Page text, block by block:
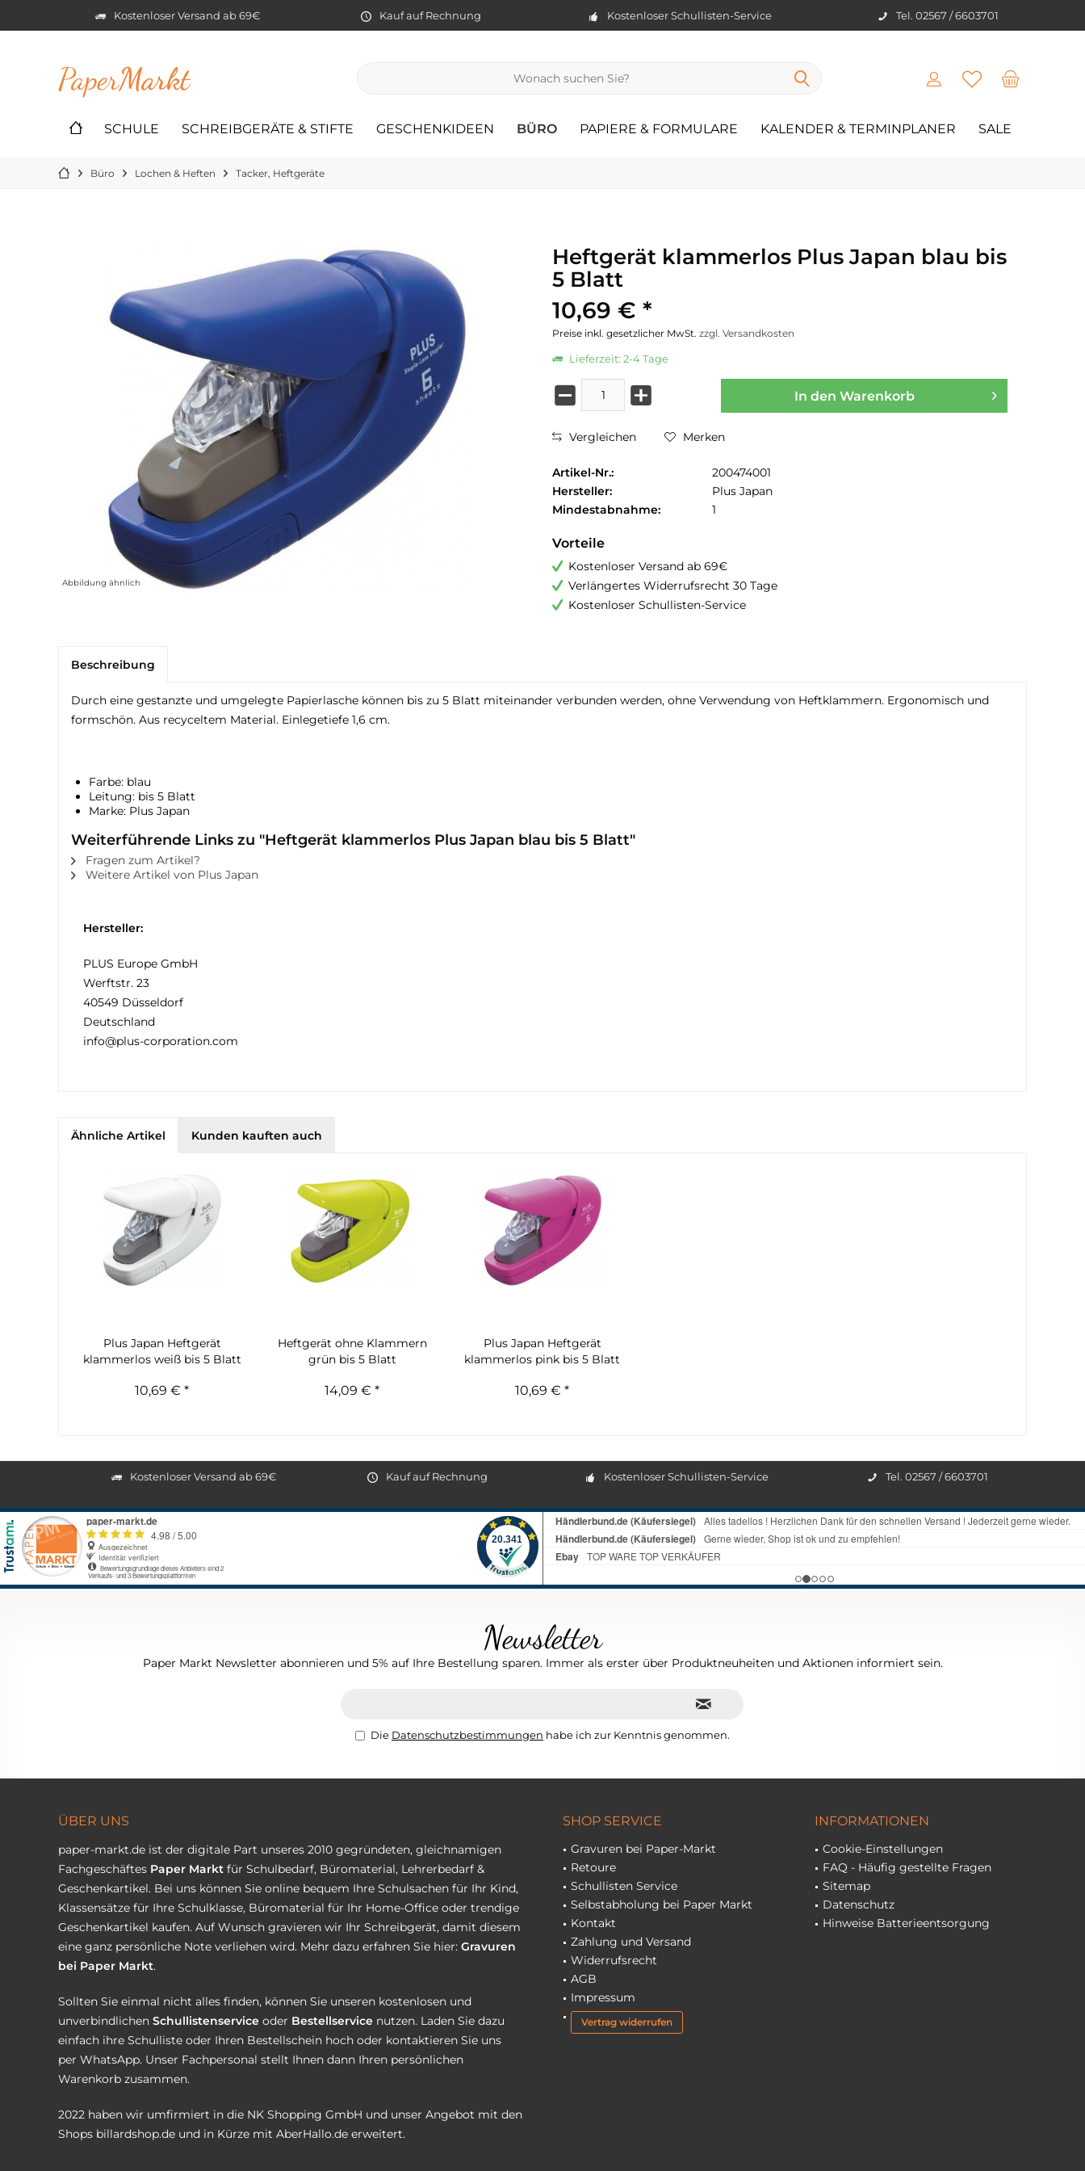
Kostenloser Versand ab 69€ Kauf auf Rechnung Kostenloser Schullisten-Service Tel. 02567 / 6603701
PaperMarkt
SCHULE SCHREIBGERÄTE & STIFTE GESCHENKIDEEN BÜRO PAPIERE & FORMULARE KALENDER & TERMINPLANER SALE
Büro Lochen & Heften Tacker, Heftgeräte
Abbildung ähnlich
Heftgerät klammerlos Plus Japan blau bis
5 Blatt
10,69 € *
Preise inkl. gesetzlicher MwSt. zzgl. Versandkosten
Lieferzeit: 2-4 Tage
In den Warenkorb
Vergleichen Merken
Artikel-Nr.:
200474001
Hersteller:
Plus Japan
Mindestabnahme:
1
Vorteile
Kostenloser Versand ab 69€
Verlängertes Widerrufsrecht 30 Tage
Kostenloser Schullisten-Service
Beschreibung
Durch eine gestanzte und umgelegte Papierlasche können bis zu 5 Blatt miteinander verbunden werden, ohne Verwendung von Heftklammern. Ergonomisch und
formschön. Aus recyceltem Material. Einlegetiefe 1,6 cm.
Farbe: blau
Leitung: bis 5 Blatt
Marke: Plus Japan
Weiterführende Links zu "Heftgerät klammerlos Plus Japan blau bis 5 Blatt"
Fragen zum Artikel?
Weitere Artikel von Plus Japan
Hersteller:
PLUS Europe GmbH
Werftstr. 23
40549 Düsseldorf
Deutschland
info@plus-corporation.com
Ähnliche Artikel Kunden kauften auch
Plus Japan Heftgerät
klammerlos weiß bis 5 Blatt
10,69 € *
Heftgerät ohne Klammern
grün bis 5 Blatt
14,09 € *
Plus Japan Heftgerät
klammerlos pink bis 5 Blatt
10,69 € *
Kostenloser Versand ab 69€ Kauf auf Rechnung Kostenloser Schullisten-Service Tel. 02567 / 6603701
Newsletter
Paper Markt Newsletter abonnieren und 5% auf Ihre Bestellung sparen. Immer als erster über Produktneuheiten und Aktionen informiert sein.
Die Datenschutzbestimmungen habe ich zur Kenntnis genommen.
ÜBER UNS
paper-markt.de ist der digitale Part unseres 2010 gegründeten, gleichnamigen
Fachgeschäftes Paper Markt für Schulbedarf, Büromaterial, Lehrerbedarf &
Geschenkartikel. Bei uns können Sie online bequem Ihre Schulsachen für Ihr Kind,
Klassensätze für Ihre Schulklasse, Büromaterial für Ihr Home-Office oder trendige
Geschenkartikel kaufen. Auf Wunsch gravieren wir Ihr Schreibgerät, damit diesem
eine ganz persönliche Note verliehen wird. Mehr dazu erfahren Sie hier: Gravuren
bei Paper Markt.
Sollten Sie einmal nicht alles finden, können Sie unseren kostenlosen und
unverbindlichen Schullistenservice oder Bestellservice nutzen. Laden Sie dazu
einfach ihre Schulliste oder Ihren Bestellschein hoch oder kontaktieren Sie uns
per WhatsApp. Unser Fachpersonal stellt Ihnen dann Ihren persönlichen
Warenkorb zusammen.
2022 haben wir umfirmiert in die NK Shopping GmbH und unser Angebot mit den
Shops billardshop.de und in Kürze mit AberHallo.de erweitert.
SHOP SERVICE
Gravuren bei Paper-Markt
Retoure
Schullisten Service
Selbstabholung bei Paper Markt
Kontakt
Zahlung und Versand
Widerrufsrecht
AGB
Impressum
Vertrag widerrufen
INFORMATIONEN
Cookie-Einstellungen
FAQ - Häufig gestellte Fragen
Sitemap
Datenschutz
Hinweise Batterieentsorgung